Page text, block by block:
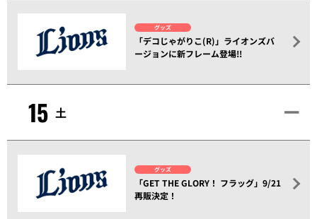
グッズ
「デコじゃがりこ(R)」ライオンズバ
ージョンに新フレーム登場!!
15 土
グッズ
「GET THE GLORY！ フラッグ」9/21
再販決定！